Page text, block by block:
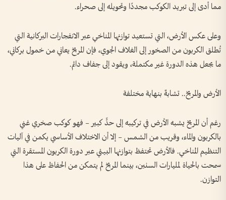
مما أدى إلى تبريد الكوكب مجددًا وتحويله إلى صحراء.
وعلى عكس الأرض، التي تستعيد توازنها المناخي عبر الانفجارات البركانية التي
تُطلق الكربون من الصخور إلى الغلاف الجوي، فإن المريخ يعاني من خمول بركاني،
ما يجعل هذه الدورة غير مكتملة، ويقود إلى جفاف دائم.
الأرض والمريخ.. تشابهٌ بنهاية مختلفة
رغم أن المريخ يشبه الأرض في تركيبه إلى حدٍّ كبير – فهو كوكب صخري غني
بالكربون والماء، وقريب من الشمس – إلا أن الاختلاف الأساسي يكمن في آليات
التنظيم المناخي. فالأرض تحتفظ بتوازنها البيئي عبر دورة الكربون المستقرة التي
سمحت بالحياة لمليارات السنين، بينما المريخ لم يتمكن من الحفاظ على هذا
التوازن.